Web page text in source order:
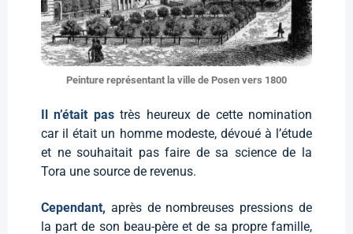
Peinture représentant la ville de Posen vers 1800
Il n’était pastrès heureux de cette nomination
car il était un homme modeste, dévoué à l’étude
et ne souhaitait pas faire de sa science de la
Tora une source de revenus.
Cependant, après de nombreuses pressions de
la part de son beau-père et de sa propre famille,